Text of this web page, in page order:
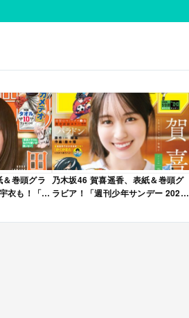
巻頭グラ
衣も！「週
乃木坂46 賀喜遥香、表紙＆巻頭グ
ラビア！「週刊少年サンデー 2026
売！